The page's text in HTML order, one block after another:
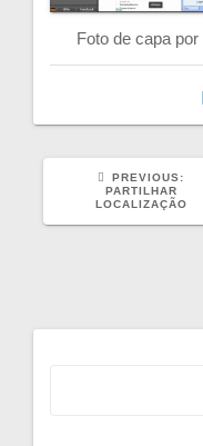
Foto de capa por
PREVIOUS:
PARTILHAR
LOCALIZAÇÃO